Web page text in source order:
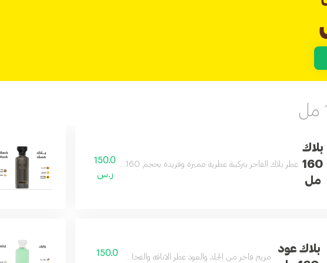
بلاك
160
مل
عطر بلاك الفاخر بتركيبة عطرية مميزة وفريدة بحجم 160 مل يدوم طويلا على البشرة ويمنحك إحساسا بالثقة والأناقة طوال اليوم
150.0
ر.س
بلاك عود
مزيج فاخر من الجلد والعود عطر الاناقه والفخامه وجميع مناسباتك المميزة
150.0